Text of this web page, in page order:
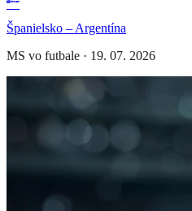
Španielsko – Argentína
MS vo futbale · 19. 07. 2026